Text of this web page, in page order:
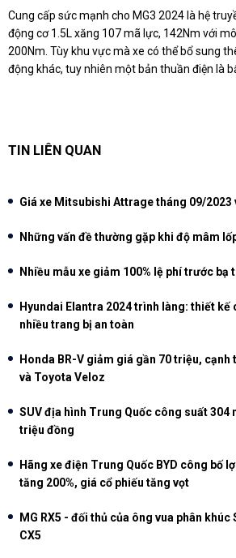
Cung cấp sức mạnh cho MG3 2024 là hệ
động cơ 1.5L xăng 107 mã lực, 142Nm với
200Nm. Tùy khu vực mà xe có thể bổ sung
động khác, tuy nhiên một bản thuần điện là
TIN LIÊN QUAN
Giá xe Mitsubishi Attrage tháng 09/2023
Những vấn đề thường gặp khi độ mâm
Nhiều mẫu xe giảm 100% lệ phí trước bạ
Hyundai Elantra 2024 trình làng: thiết kế
nhiều trang bị an toàn
Honda BR-V giảm giá gần 70 triệu, cạnh
và Toyota Veloz
SUV địa hình Trung Quốc công suất 304
triệu đồng
Hãng xe điện Trung Quốc BYD công bố
tăng 200%, giá cổ phiếu tăng vọt
MG RX5 - đối thủ của ông vua phân khúc
CX5